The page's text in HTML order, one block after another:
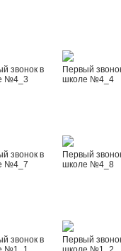
звонок в
№4_3
Первый
школе №4_4
звонок в
№4_7
Первый
школе №4_8
звонок в
Первый